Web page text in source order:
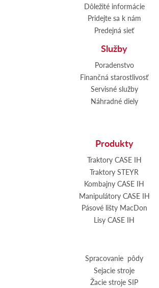
Dôležité informácie
Pridejte sa k nám
Predejná sieť
Služby
Poradenstvo
Finančná starostlivosť
Servisné služby
Náhradné diely
Produkty
Traktory CASE IH
Traktory STEYR
Kombajny CASE IH
Manipulátory CASE IH
Pásové lišty MacDon
Lisy CASE IH
Spracovanie pôdy
Sejacie stroje
Žacie stroje SIP